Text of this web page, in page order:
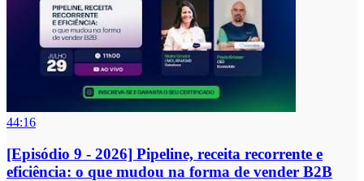
44:16
[Episódio 9 - 2026] Pipeline, receita recorrente e
eficiência: o que mudou na forma de vender B2B